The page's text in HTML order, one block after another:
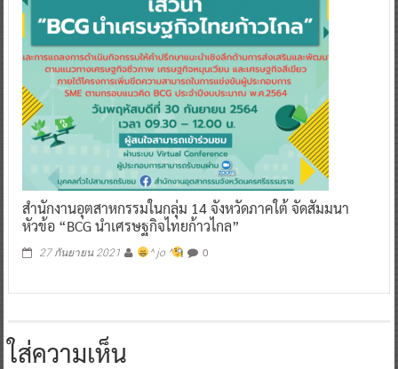
สำนักงานอุตสาหกรรมในกลุ่ม 14 จังหวัดภาคใต้ จัดสัมมนา
หัวข้อ “BCG นำเศรษฐกิจไทยก้าวไกล”
27 กันยายน 2021 ^ jo ^ 0
ใส่ความเห็น